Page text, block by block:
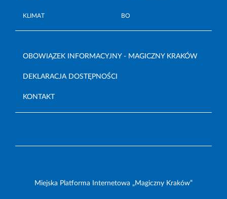
KLIMAT BO
OBOWIĄZEK INFORMACYJNY - MAGICZNY KRAKÓW
DEKLARACJA DOSTĘPNOŚCI
KONTAKT
Miejska Platforma Internetowa „Magiczny Kraków”